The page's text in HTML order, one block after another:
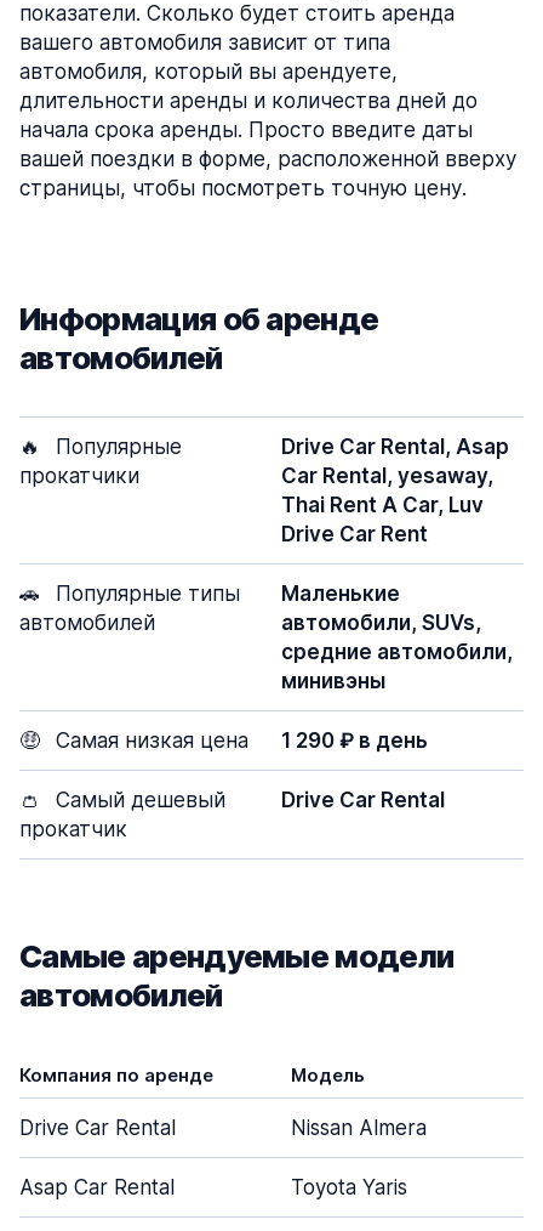
показатели. Сколько будет стоить аренда
вашего автомобиля зависит от типа
автомобиля, который вы арендуете,
длительности аренды и количества дней до
начала срока аренды. Просто введите даты
вашей поездки в форме, расположенной вверху
страницы, чтобы посмотреть точную цену.
Информация об аренде
автомобилей
🔥
Популярные
прокатчики
Drive Car Rental, Asap
Car Rental, yesaway,
Thai Rent A Car, Luv
Drive Car Rent
🚗
Популярные типы
автомобилей
Маленькие
автомобили, SUVs,
средние автомобили,
минивэны
🤑 Самая низкая цена 1 290 ₽ в день
👛
Самый дешевый
прокатчик
Drive Car Rental
Самые арендуемые модели
автомобилей
Компания по аренде Модель
Drive Car Rental Nissan Almera
Asap Car Rental Toyota Yaris